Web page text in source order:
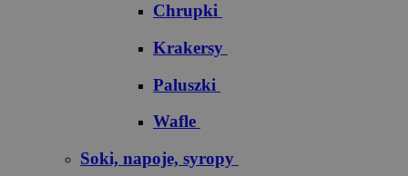
Chrupki
Krakersy
Paluszki
Wafle
Soki, napoje, syropy